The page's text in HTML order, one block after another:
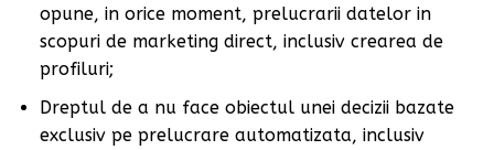
opune, in orice moment, prelucrarii datelor in
scopuri de marketing direct, inclusiv crearea de
profiluri;
Dreptul de a nu face obiectul unei decizii bazate
exclusiv pe prelucrare automatizata, inclusiv